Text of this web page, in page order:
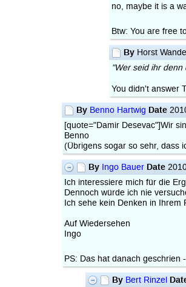
no, maybe it is a
Btw: You are free
ByHorst
"Wer seid ihr denn
You didn't answer
By Benno Hartwig Date
[quote="Damir Desevac"]Wir
Benno
(Übrigens sogar so sehr, dass
By Ingo Bauer Date
Ich interessiere mich für die
Dennoch würde ich nie
Ich sehe kein Denken in Ihrem
Auf Wiedersehen
Ingo
PS: Das hat danach geschrien
By Bert Rinzel